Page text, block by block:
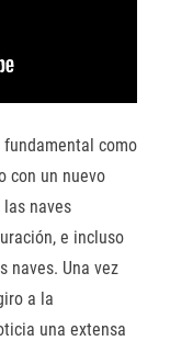
como
con un nuevo
las naves
e incluso
naves. Una vez
a la
una extensa